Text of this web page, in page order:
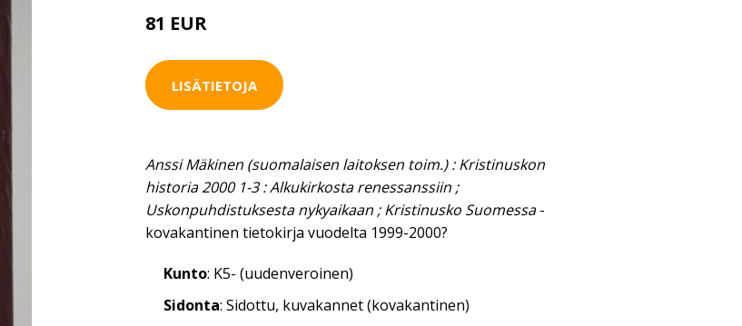
81 EUR
LISÄTIETOJA
Anssi Mäkinen (suomalaisen laitoksen toim.) : Kristinuskon
historia 2000 1-3 : Alkukirkosta renessanssiin ;
Uskonpuhdistuksesta nykyaikaan ; Kristinusko Suomessa-
kovakantinen tietokirja vuodelta 1999-2000?
Kunto: K5- (uudenveroinen)
Sidonta: Sidottu, kuvakannet (kovakantinen)